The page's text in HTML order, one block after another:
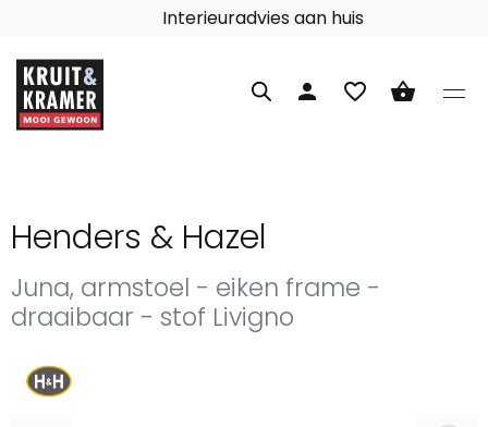
Interieuradvies aan huis
person favorite_border shopping_basket
Henders & Hazel
Juna, armstoel - eiken frame -
draaibaar - stof Livigno